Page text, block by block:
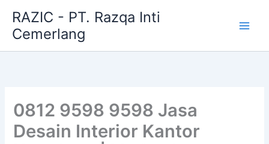
content
RAZIC - PT. Razqa Inti
Cemerlang
0812 9598 9598 Jasa
Desain Interior Kantor